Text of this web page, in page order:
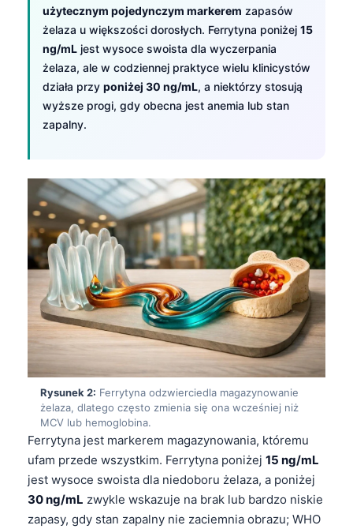
użytecznym pojedynczym markerem zapasów
żelaza u większości dorosłych. Ferrytyna poniżej 15
ng/mL jest wysoce swoista dla wyczerpania
żelaza, ale w codziennej praktyce wielu klinicystów
działa przy poniżej 30 ng/mL, a niektórzy stosują
wyższe progi, gdy obecna jest anemia lub stan
zapalny.
Rysunek 2: Ferrytyna odzwierciedla magazynowanie
żelaza, dlatego często zmienia się ona wcześniej niż
MCV lub hemoglobina.
Ferrytyna jest markerem magazynowania, któremu
ufam przede wszystkim. Ferrytyna poniżej 15 ng/mL
jest wysoce swoista dla niedoboru żelaza, a poniżej
30 ng/mL zwykle wskazuje na brak lub bardzo niskie
zapasy, gdy stan zapalny nie zaciemnia obrazu; WHO